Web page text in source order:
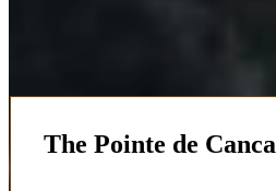
The Pointe de